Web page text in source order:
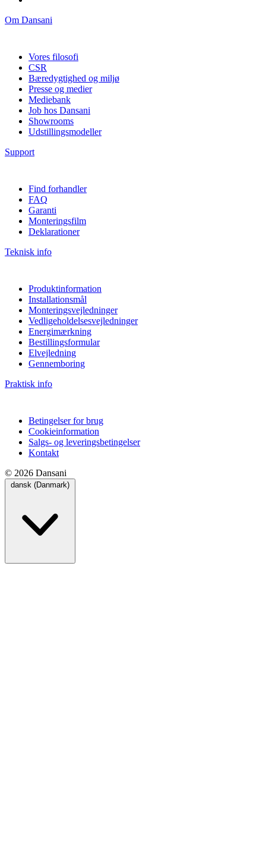
Om Dansani
Vores filosofi
CSR
Bæredygtighed og miljø
Presse og medier
Mediebank
Job hos Dansani
Showrooms
Udstillingsmodeller
Support
Find forhandler
FAQ
Garanti
Monteringsfilm
Deklarationer
Teknisk info
Produktinformation
Installationsmål
Monteringsvejledninger
Vedligeholdelsesvejledninger
Energimærkning
Bestillingsformular
Elvejledning
Gennemboring
Praktisk info
Betingelser for brug
Cookieinformation
Salgs- og leveringsbetingelser
Kontakt
© 2026 Dansani
dansk (Danmark)